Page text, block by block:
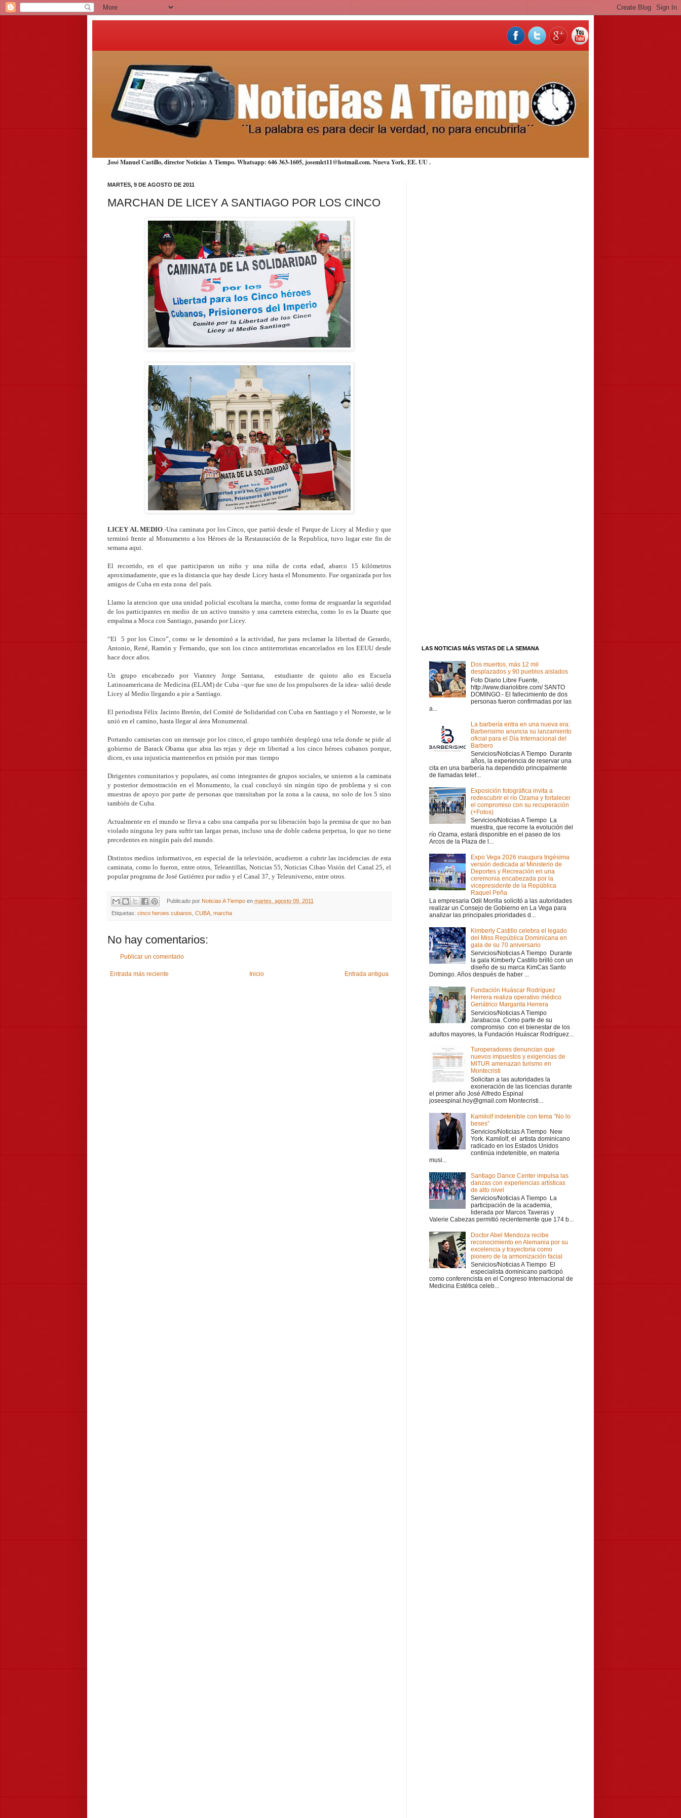
José Manuel Castillo, director Noticias A Tiempo. Whatsapp: 646 363-1605, josemlct11@hotmail.com. Nueva York,EE. UU.
MARTES, 9 DE AGOSTO DE 2011
MARCHAN DE LICEY A SANTIAGO POR LOS CINCO
LICEY AL MEDIO .-Una caminata por los Cinco, que partió desde el Parque de Licey al Medio y que
terminó frente al Monumento a los Héroes de la Restauración de la Republica, tuvo lugar este fin de
semana aqui.
El recorrido, en el que participaron un niño y una niña de corta edad, abarco 15 kilómetros
aproximadamente, que es la distancia que hay desde Licey hasta el Monumento. Fue organizada por los
amigos de Cuba en esta zona del país.
Llamo la atencion que una unidad policial escoltara la marcha, como forma de resguardar la seguridad
de los participantes en medio de un activo transito y una carretera estrecha, como lo es la Duarte que
empalma a Moca con Santiago, pasando por Licey.
“El 5 por los Cinco”, como se le denominó a la actividad, fue para reclamar la libertad de Gerardo,
Antonio, René, Ramón y Fernando, que son los cinco antiterroristas encarcelados en los EEUU desde
hace doce años.
Un grupo encabezado por Vianney Jorge Santana, estudiante de quinto año en Escuela
Latinoamericana de Medicina (ELAM) de Cuba –que fue uno de los propulsores de la idea- salió desde
Licey al Medio llegando a pie a Santiago.
El periodista Félix Jacinto Bretón, del Comité de Solidaridad con Cuba en Santiago y el Noroeste, se le
unió en el camino, hasta llegar al área Monumental.
Portando camisetas con un mensaje por los cinco, el grupo también desplegó una tela donde se pide al
gobierno de Barack Obama que abra las rejas y deje en libertad a los cinco héroes cubanos porque,
dicen, es una injusticia mantenerlos en prisión por mas tiempo
Dirigentes comunitarios y populares, así como integrantes de grupos sociales, se unieron a la caminata
y posterior demostración en el Monumento, la cual concluyó sin ningún tipo de problema y si con
muestras de apoyo por parte de personas que transitaban por la zona a la causa, no solo de los 5 sino
también de Cuba.
Actualmente en el mundo se lleva a cabo una campaña por su liberación bajo la premisa de que no han
violado ninguna ley para sufrir tan largas penas, incluso una de doble cadena perpetua, lo que no tiene
precedentes en ningún país del mundo.
Distintos medios informativos, en especial de la televisión, acudieron a cubrir las incidencias de esta
caminata, como lo fueron, entre otros, Teleantillas, Noticias 55, Noticias Cibao Visión del Canal 25, el
popular programa de José Gutiérrez por radio y el Canal 37, y Teleuniverso, entre otros.
Publicado por Noticias A Tiempo en martes, agosto 09, 2011
Etiquetas: cinco heroes cubanos CUBA marcha
No hay comentarios:
Publicar un comentario
Entrada más reciente Entrada antigua
Inicio
LAS NOTICIAS MÁS VISTAS DE LA SEMANA
Dos muertos, más 12 mil
desplazados y 90 pueblos aislados
Foto Diario Libre Fuente,
http://www.diariolibre.com/ SANTO
DOMINGO.- El fallecimiento de dos
personas fueron confirmadas por las
a...
La barbería entra en una nueva era:
Barberisimo anuncia su lanzamiento
oficial para el Día Internacional del
Barbero
Servicios/Noticias A Tiempo Durante
años, la experiencia de reservar una
cita en una barbería ha dependido principalmente
de llamadas telef...
Exposición fotográfica invita a
redescubrir el río Ozama y fortalecer
el compromiso con su recuperación
(+Fotos)
Servicios/Noticias A Tiempo La
muestra, que recorre la evolución del
río Ozama, estará disponible en el paseo de los
Arcos de la Plaza de l...
Expo Vega 2026 inaugura trigésima
versión dedicada al Ministerio de
Deportes y Recreación en una
ceremonia encabezada por la
vicepresidente de la República
Raquel Peña
La empresaria Odil Morilla solicitó a las autoridades
realizar un Consejo de Gobierno en La Vega para
analizar las principales prioridades d...
Kimberly Castillo celebra el legado
del Miss República Dominicana en
gala de su 70 aniversario
Servicios/Noticias A Tiempo Durante
la gala Kimberly Castillo brilló con un
diseño de su marca KimCas Santo
Domingo. Años después de haber ...
Fundación Huáscar Rodríguez
Herrera realiza operativo médico
Geriátrico Margarita Herrera
Servicios/Noticias A Tiempo
Jarabacoa. Como parte de su
compromiso con el bienestar de los
adultos mayores, la Fundación Huáscar Rodríguez...
Turoperadores denuncian que
nuevos impuestos y exigencias de
MITUR amenazan turismo en
Montecristi
Solicitan a las autoridades la
exoneración de las licencias durante
el primer año José Alfredo Espinal
joseespinal.hoy@gmail.com Montecristi...
Kamilolf indetenible con tema “No lo
beses”
Servicios/Noticias A Tiempo New
York. Kamilolf, el artista dominicano
radicado en los Estados Unidos
continúa indetenible, en materia
musi...
Santiago Dance Center impulsa las
danzas con experiencias artísticas
de alto nivel
Servicios/Noticias A Tiempo La
participación de la academia,
liderada por Marcos Taveras y
Valerie Cabezas permitió recientemente que 174 b...
Doctor Abel Mendoza recibe
reconocimiento en Alemania por su
excelencia y trayectoria como
pionero de la armonización facial
Servicios/Noticias A Tiempo El
especialista dominicano participó
como conferencista en el Congreso Internacional de
Medicina Estética celeb...